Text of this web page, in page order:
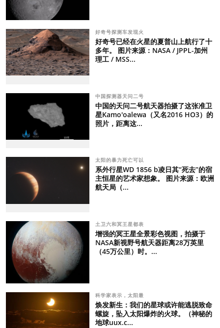
好奇号探测车发现火
好奇号已经在火星的夏普山上航行了十
多年。 图片来源：NASA / JPPL-加州
理工 / MSS...
中国探测器天问二号
中国的天问二号航天器拍摄了这张准卫
星Kamo'oalewa（又名2016 HO3）的
照片，距离这...
太阳的暴力死亡可以
系外行星WD 1856 b凌日其“死去”的宿
主恒星的艺术家想象。 图片来源：欧洲
航天局（...
土卫六和冥王星都表
增强的冥王星全景彩色视图，拍摄于
NASA新视野号航天器距离28万英里
（45万公里）时。...
科学家表示，太阳最
焕发新生：我们的星球或许能逃脱致命
螺旋，坠入太阳爆炸的火球。（神秘的
地球uux.c...